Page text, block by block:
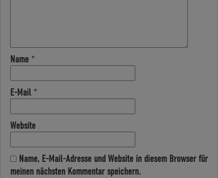
Name *
E-Mail *
Website
Name, E-Mail-Adresse und Website in diesem Browser für
meinen nächsten Kommentar speichern.